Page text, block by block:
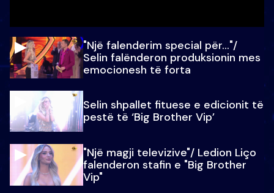
"Një falenderim special për…"/
Selin falënderon produksionin mes
emocionesh të forta
Selin shpallet fituese e edicionit të
pestë të ‘Big Brother Vip’
"Një magji televizive"/ Ledion Liço
falenderon stafin e "Big Brother
Vip"